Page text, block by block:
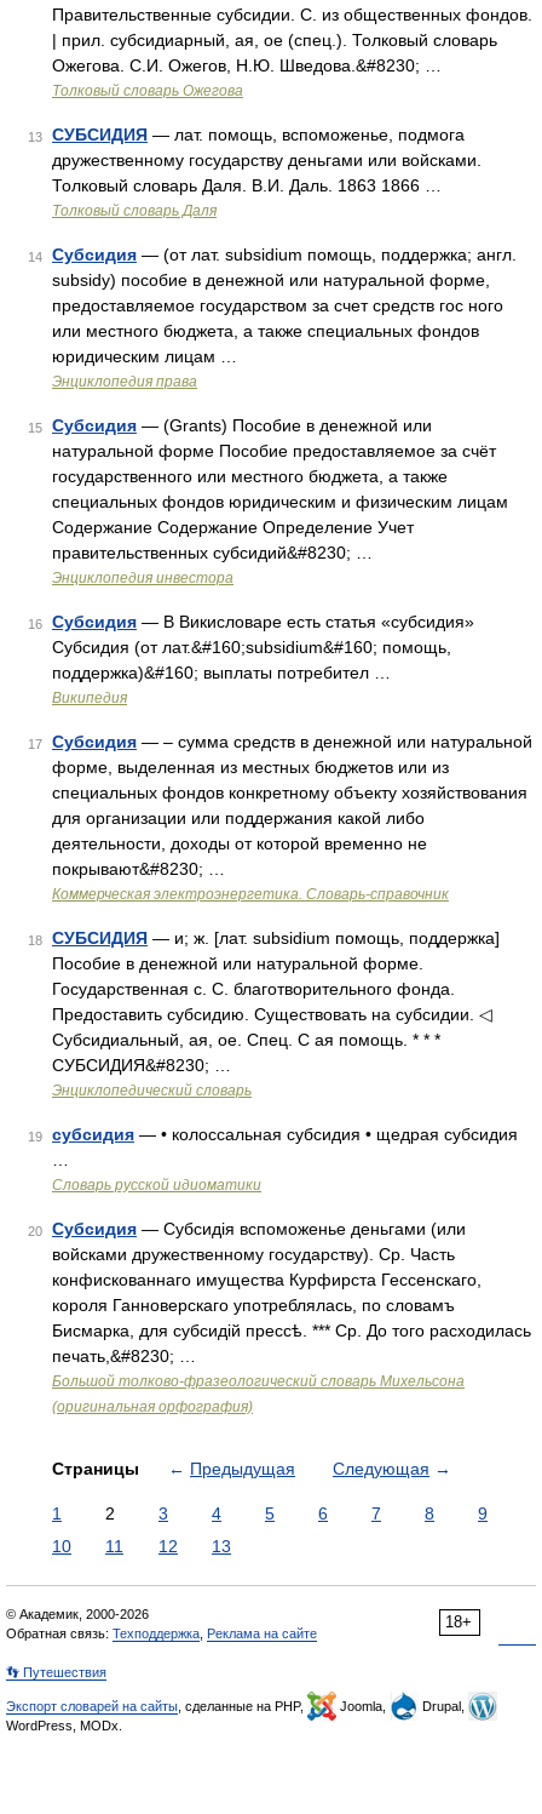
Правительственные субсидии. С. из общественных фондов.
| прил. субсидиарный, ая, ое (спец.). Толковый словарь
Ожегова. С.И. Ожегов, Н.Ю. Шведова.&#8230; …
Толковый словарь Ожегова
13 СУБСИДИЯ — лат. помощь, вспоможенье, подмога
дружественному государству деньгами или войсками.
Толковый словарь Даля. В.И. Даль. 1863 1866 …
Толковый словарь Даля
14 Субсидия — (от лат. subsidium помощь, поддержка; англ.
subsidy) пособие в денежной или натуральной форме,
предоставляемое государством за счет средств гос ного
или местного бюджета, а также специальных фондов
юридическим лицам …
Энциклопедия права
15 Субсидия — (Grants) Пособие в денежной или
натуральной форме Пособие предоставляемое за счёт
государственного или местного бюджета, а также
специальных фондов юридическим и физическим лицам
Содержание Содержание Определение Учет
правительственных субсидий&#8230; …
Энциклопедия инвестора
16 Субсидия — В Викисловаре есть статья «субсидия»
Субсидия (от лат.&#160;subsidium&#160; помощь,
поддержка)&#160; выплаты потребител …
Википедия
17 Субсидия — – сумма средств в денежной или натуральной
форме, выделенная из местных бюджетов или из
специальных фондов конкретному объекту хозяйствования
для организации или поддержания какой либо
деятельности, доходы от которой временно не
покрывают&#8230; …
Коммерческая электроэнергетика. Словарь-справочник
18 СУБСИДИЯ — и; ж. [лат. subsidium помощь, поддержка]
Пособие в денежной или натуральной форме.
Государственная с. С. благотворительного фонда.
Предоставить субсидию. Существовать на субсидии. ◁
Субсидиальный, ая, ое. Спец. С ая помощь. * * *
СУБСИДИЯ&#8230; …
Энциклопедический словарь
19 субсидия — • колоссальная субсидия • щедрая субсидия
Словарь русской идиоматики
20 Субсидия — Субсидія вспоможенье деньгами (или
войсками дружественному государству). Ср. Часть
конфискованнаго имущества Курфирста Гессенскаго,
короля Ганноверскаго употреблялась, по словамъ
Бисмарка, для субсидій прессѣ. *** Ср. До того расходилась
печать,&#8230; …
Большой толково-фразеологический словарь Михельсона
(оригинальная орфография)
Страницы ← Предыдущая Следующая →
1 2 3 4 5 6 7 8
9
10
11 12 13
18+
© Академик, 2000-2026
Обратная связь: Техподдержка Реклама на сайте
👣 Путешествия
Экспорт словарей на сайты , сделанные на PHP, Joomla,
Drupal,
WordPress, MODx.